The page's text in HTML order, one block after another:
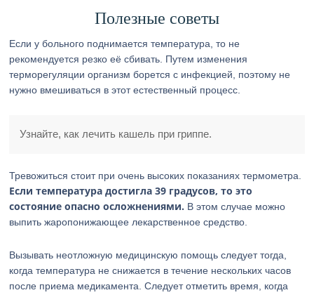
Полезные советы
Если у больного поднимается температура, то не
рекомендуется резко её сбивать. Путем изменения
терморегуляции организм борется с инфекцией, поэтому не
нужно вмешиваться в этот естественный процесс.
Узнайте, как лечить кашель при гриппе.
Тревожиться стоит при очень высоких показаниях термометра.
Если температура достигла 39 градусов, то это
состояние опасно осложнениями. В этом случае можно
выпить жаропонижающее лекарственное средство.
Вызывать неотложную медицинскую помощь следует тогда,
когда температура не снижается в течение нескольких часов
после приема медикамента. Следует отметить время, когда